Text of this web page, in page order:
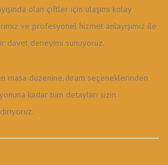
olan çiftler için ulaşımı kolay
ve profesyonel hizmet anlayışımız ile
davet deneyimi sunuyoruz.
masa düzenine, ikram seçeneklerinden
kadar tüm detayları sizin